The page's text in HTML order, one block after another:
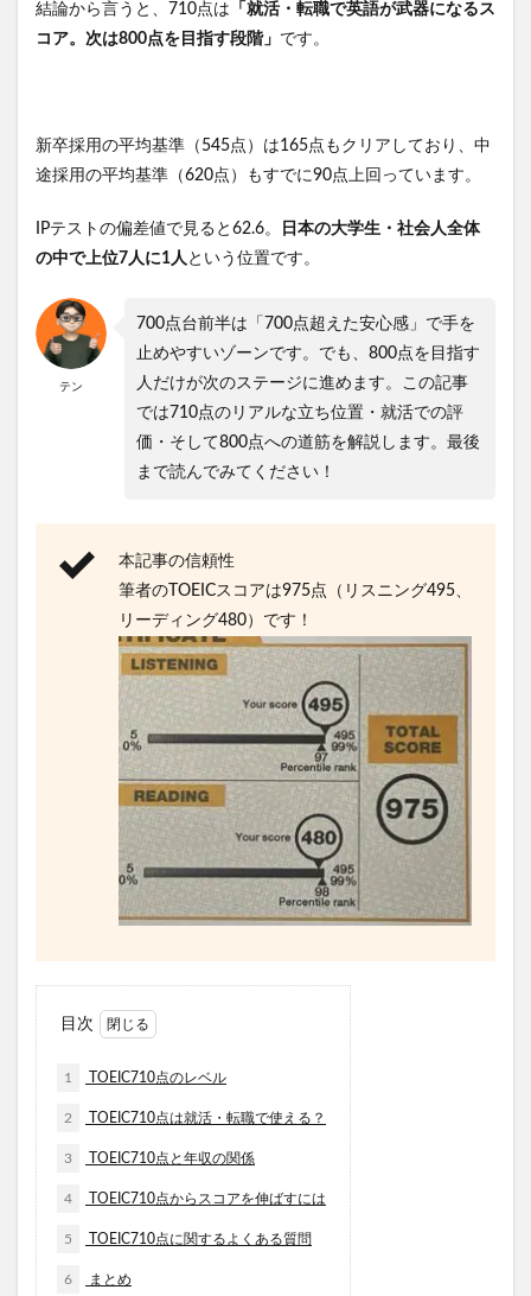
結論から言うと、710点は 「就活・転職で英語が武器になるス
コア。次は800点を目指す段階」 です。
新卒採用の平均基準（545点）は165点もクリアしており、中
途採用の平均基準（620点）もすでに90点上回っています。
IPテストの偏差値で見ると62.6。
日本の大学生・社会人全体
の中で上位7人に1人 という位置です。
テン
700点台前半は「700点超えた安心感」で手を
止めやすいゾーンです。でも、800点を目指す
人だけが次のステージに進めます。この記事
では710点のリアルな立ち位置・就活での評
価・そして800点への道筋を解説します。最後
まで読んでみてください！
本記事の信頼性
筆者のTOEICスコアは975点（リスニング495、
リーディング480）です！
目次
1 TOEIC710点のレベル
2 TOEIC710点は就活・転職で使える？
3 TOEIC710点と年収の関係
4 TOEIC710点からスコアを伸ばすには
5 TOEIC710点に関するよくある質問
6 まとめ